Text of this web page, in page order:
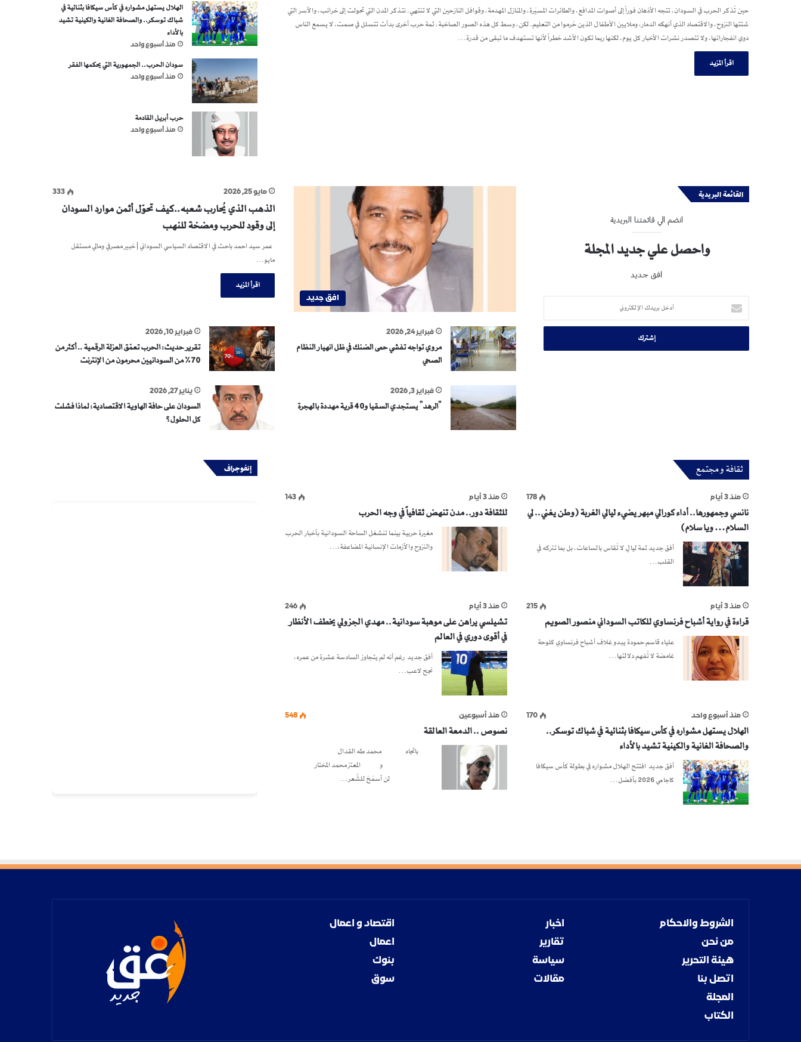
حين تُذكر الحرب في السودان، تتجه الأذهان فوراً إلى أصوات المدافع، والطائرات المسيّرة، والمنازل المهدمة، وقوافل النازحين التي لا تنتهي. نتذكر المدن التي تحولت إلى خرائب، والأسر التي
شتتها النزوح، والاقتصاد الذي أنهكه الدمار، وملايين الأطفال الذين حُرموا من التعليم. لكن، وسط كل هذه الصور الصاخبة، ثمة حرب أخرى بدأت تتسلل في صمت، لا يسمع الناس
دوي انفجاراتها، ولا تتصدر نشرات الأخبار كل يوم، لكنها ربما تكون الأشد خطراً لأنها تستهدف ما تبقى من قدرة…
اقرأ المزيد
الهلال يستهل مشواره في كأس سيكافا بثنائية في
شباك توسكر.. والصحافة الغانية والكينية تشيد
بالأداء
منذ أسبوع واحد
سودان الحرب.. الجمهورية التي يحكمها الفقر
منذ أسبوع واحد
حرب أبريل القادمة
منذ أسبوع واحد
افق جديد
مايو 25, 2026 333
الذهب الذي يُحارب شعبه..كيف تحوّل أثمن موارد السودان
إلى وقود للحرب ومضخة للنهب
عمر سيد احمد باحث في الاقتصاد السياسي السوداني | خبير مصرفي ومالي مستقل
مايو…
اقرأ المزيد
فبراير 24, 2026
مروي تواجه تفشي حمى الضنك في ظل انهيار النظام
الصحي
فبراير 10, 2026
تقرير حديث: الحرب تعمّق العزلة الرقمية .. أكثر من
70% من السودانيين محرمون من الإنترنت
فبراير 3, 2026
“الرهد” يستجدي السقيا و40 قرية مهددة بالهجرة
يناير 27, 2026
السودان على حافة الهاوية الاقتصادية: لماذا فشلت
كل الحلول؟
القائمة البريدية
انضم الي قائمتنا البريدية
واحصل علي جديد المجلة
افق جديد
بريدك
الإلكتروني
ثقافة و مجتمع
منذ 3 أيام 178
نانسي وجمهورها.. أداء كورالي مبهر يضيء ليالي الغربة (وطن يغني.. لي
السلام… ويا سلام)
أفق جديد ثمة ليالٍ لا تُقاس بالساعات، بل بما تتركه في
القلب…
منذ 3 أيام 143
للثقافة دور.. مدن تنهض ثقافياً في وجه الحرب
مغيرة حربية بينما تنشغل الساحة السودانية بأخبار الحرب
والنزوح والأزمات الإنسانية المضاعفة،…
منذ 3 أيام 215
قراءة في رواية أشباح فرنساوي للكاتب السوداني منصور الصويم
علياء قاسم حمودة يبدو غلاف أشباح فرنساوي كلوحة
غامضة لا تُفهم دلالتها…
منذ 3 أيام 246
تشيلسي يراهن على موهبة سودانية.. مهدي الجزولي يخطف الأنظار
في أقوى دوري في العالم
أفق جديد رغم أنه لم يتجاوز السادسة عشرة من عمره،
نجح لاعب…
منذ أسبوع واحد 170
الهلال يستهل مشواره في كأس سيكافا بثنائية في شباك توسكر..
والصحافة الغانية والكينية تشيد بالأداء
أفق جديد افتتح الهلال مشواره في بطولة كأس سيكافا
كاجامي 2026 بأفضل…
منذ أسبوعين 548
نصوص .. الدمعة العالقة
باتجاه محمد طه القدال
و المعتز محمد المختار
لن أسمَحَ للشِّعر…
إنفوجراف
الشروط والاحكام
من نحن
هيئة التحرير
اتصل بنا
المجلة
الكتاب
اخبار
تقارير
سياسة
مقالات
اقتصاد و اعمال
اعمال
بنوك
سوق